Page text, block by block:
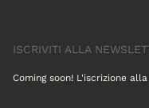
ISCRIVITI ALLA
Coming soon! L'iscrizione